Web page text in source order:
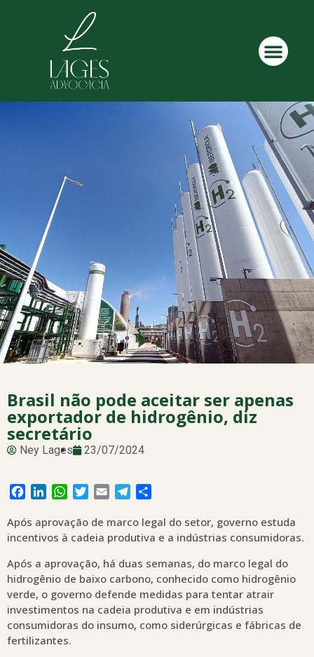
Brasil não pode aceitar ser apenas
exportador de hidrogênio, diz
secretário
Ney Lages 23/07/2024
Facebook
LinkedInWhatsApp
Twitter
Email Telegram
Após aprovação de marco legal do setor, governo estuda
incentivos à cadeia produtiva e a indústrias consumidoras.
Após a aprovação, há duas semanas, do marco legal do
hidrogênio de baixo carbono, conhecido como hidrogênio
verde, o governo defende medidas para tentar atrair
investimentos na cadeia produtiva e em indústrias
consumidoras do insumo, como siderúrgicas e fábricas de
fertilizantes.